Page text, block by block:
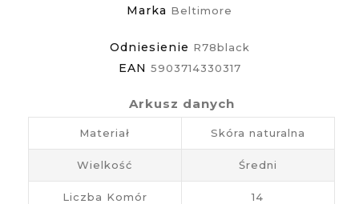
Marka Beltimore
Odniesienie R78black
EAN 5903714330317
Arkusz danych
Materiał Skóra naturalna
Wielkość Średni
Liczba Komór 14